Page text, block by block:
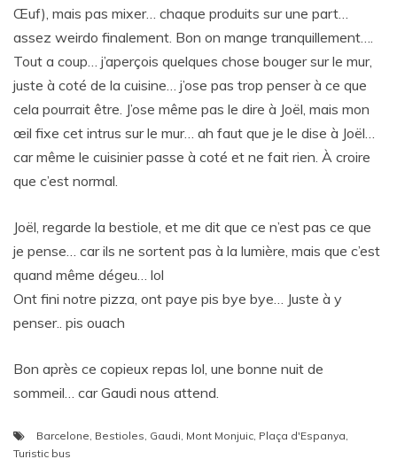
Œuf), mais pas mixer… chaque produits sur une part…
assez weirdo finalement. Bon on mange tranquillement….
Tout a coup… j’aperçois quelques chose bouger sur le mur,
juste à coté de la cuisine… j’ose pas trop penser à ce que
cela pourrait être. J’ose même pas le dire à Joël, mais mon
œil fixe cet intrus sur le mur… ah faut que je le dise à Joël…
car même le cuisinier passe à coté et ne fait rien. À croire
que c’est normal.
Joël, regarde la bestiole, et me dit que ce n’est pas ce que
je pense… car ils ne sortent pas à la lumière, mais que c’est
quand même dégeu… lol
Ont fini notre pizza, ont paye pis bye bye… Juste à y
penser.. pis ouach
Bon après ce copieux repas lol, une bonne nuit de
sommeil… car Gaudi nous attend.
Barcelone, Bestioles, Gaudi, Mont Monjuic, Plaça d'Espanya,
Turistic bus